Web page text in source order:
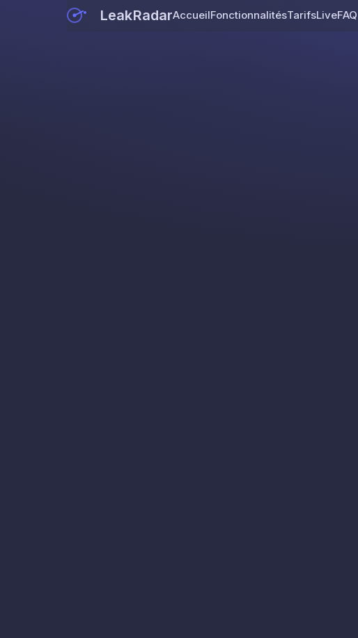
LeakRadarAccueilFonctionnalitésTarifsLiveFAQ